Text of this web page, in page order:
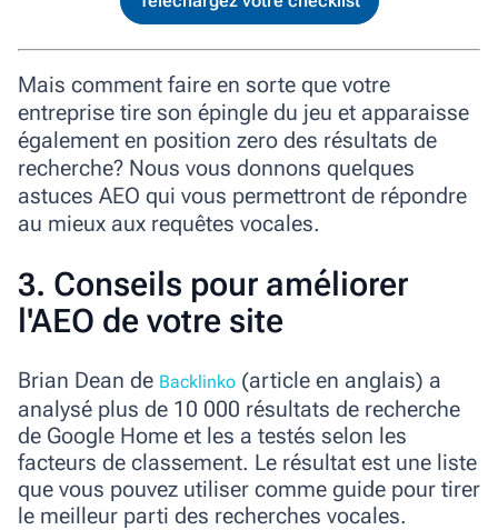
Mais comment faire en sorte que votre
entreprise tire son épingle du jeu et apparaisse
également en position zero des résultats de
recherche? Nous vous donnons quelques
astuces AEO qui vous permettront de répondre
au mieux aux requêtes vocales.
3. Conseils pour améliorer
l'AEO de votre site
Brian Dean de Backlinko (article en anglais) a
analysé plus de 10 000 résultats de recherche
de Google Home et les a testés selon les
facteurs de classement. Le résultat est une liste
que vous pouvez utiliser comme guide pour tirer
le meilleur parti des recherches vocales.